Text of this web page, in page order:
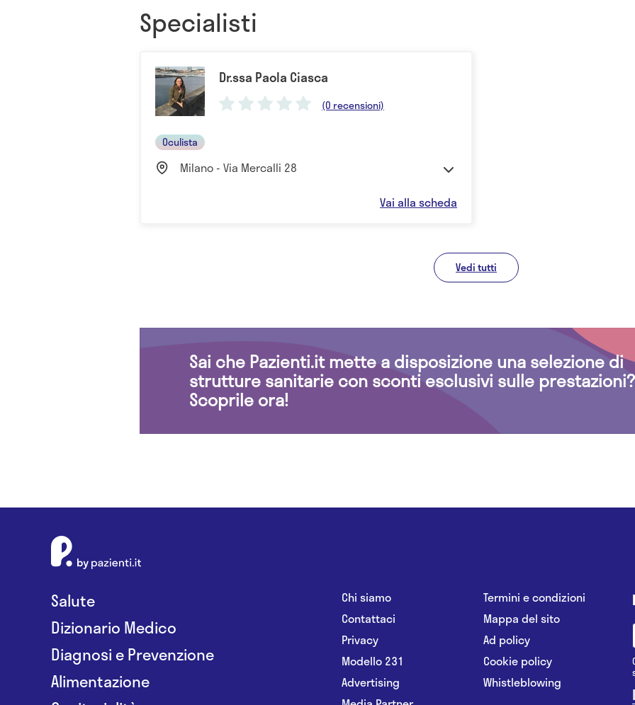
Specialisti
Dr.ssa Paola Ciasca
(0 recensioni)
Oculista
Milano - Via Mercalli 28
Vai alla scheda
Vedi tutti
Sai che Pazienti.it mette a disposizione una selezione di
strutture sanitarie con sconti esclusivi sulle prestazioni?
Scoprile ora!
Salute
Dizionario Medico
Diagnosi e Prevenzione
Alimentazione
Chi siamo
Contattaci
Privacy
Modello 231
Advertising
Termini e condizioni
Mappa del sito
Ad policy
Cookie policy
Whistleblowing